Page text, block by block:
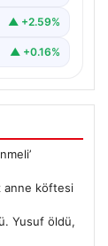
▲ +2.59%
▲ +0.16%
anne köftesi
Yusuf öldü,